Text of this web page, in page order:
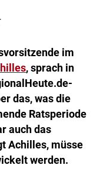
im
, sprach in
das, was die
Ratsperiode
auch das
Achilles, müsse
werden.